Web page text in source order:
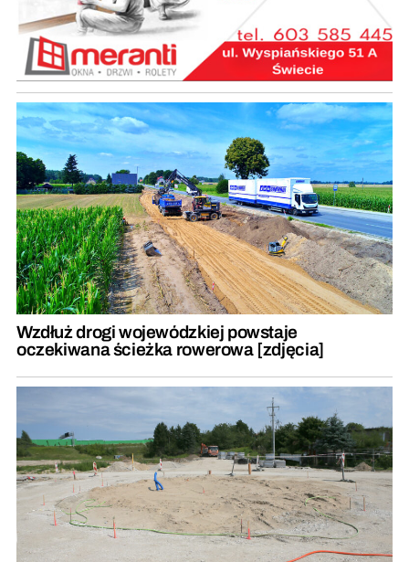
Wzdłuż drogi wojewódzkiej powstaje
oczekiwana ścieżka rowerowa [zdjęcia]